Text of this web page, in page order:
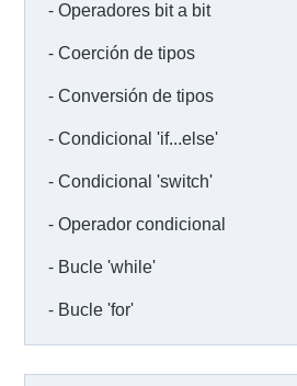
Operadores bit a bit
Coerción de tipos
Conversión de tipos
Condicional 'if...else'
Condicional 'switch'
Operador condicional
Bucle 'while'
Bucle 'for'